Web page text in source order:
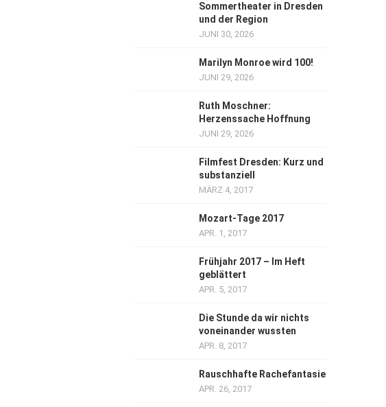
Sommertheater in Dresden
und der Region
JUNI 30, 2026
Marilyn Monroe wird 100!
JUNI 29, 2026
Ruth Moschner:
Herzenssache Hoffnung
JUNI 29, 2026
Filmfest Dresden: Kurz und
substanziell
MÄRZ 4, 2017
Mozart-Tage 2017
APR. 1, 2017
Frühjahr 2017 – Im Heft
geblättert
APR. 5, 2017
Die Stunde da wir nichts
voneinander wussten
APR. 8, 2017
Rauschhafte Rachefantasie
APR. 26, 2017